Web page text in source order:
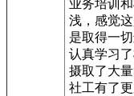
业务培训
浅，感觉
是取得一
认真学习
摄取了大
社工有了